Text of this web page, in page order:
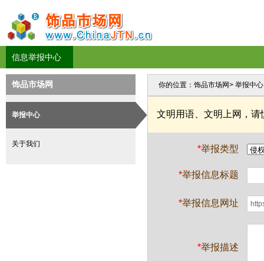
信息举报中心
饰品市场网
举报中心
关于我们
你的位置： 饰品市场网> 举报中心
文明用语、文明上网，
*举报类型
*举报信息标题
*举报信息网址
*举报描述